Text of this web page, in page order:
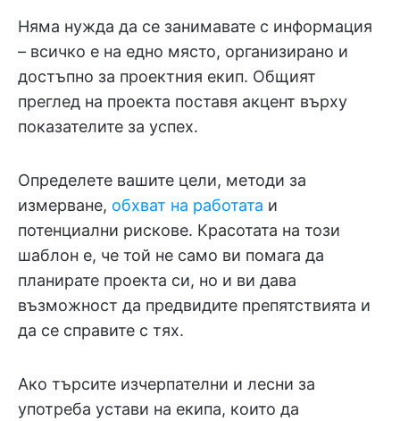
Няма нужда да се занимавате с информация
– всичко е на едно място, организирано и
достъпно за проектния екип. Общият
преглед на проекта поставя акцент върху
показателите за успех.
Определете вашите цели, методи за
измерване, обхват на работата и
потенциални рискове. Красотата на този
шаблон е, че той не само ви помага да
планирате проекта си, но и ви дава
възможност да предвидите препятствията и
да се справите с тях.
Ако търсите изчерпателни и лесни за
употреба устави на екипа, които да